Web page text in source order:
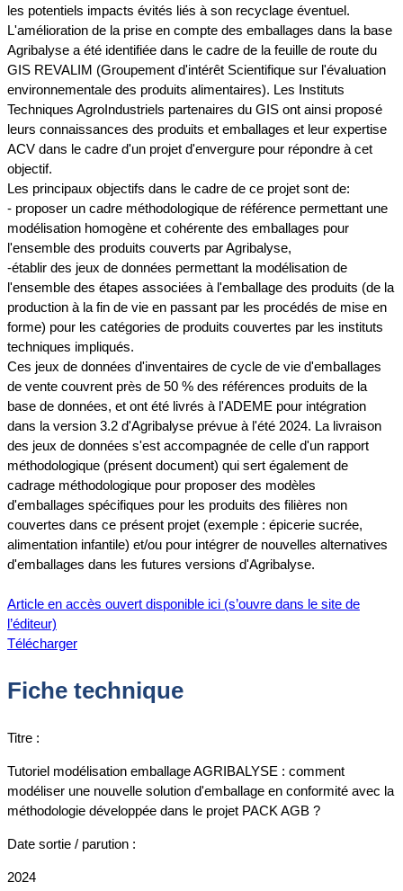
les potentiels impacts évités liés à son recyclage éventuel.
L'amélioration de la prise en compte des emballages dans la base
Agribalyse a été identifiée dans le cadre de la feuille de route du
GIS REVALIM (Groupement d'intérêt Scientifique sur l'évaluation
environnementale des produits alimentaires). Les Instituts
Techniques AgroIndustriels partenaires du GIS ont ainsi proposé
leurs connaissances des produits et emballages et leur expertise
ACV dans le cadre d'un projet d'envergure pour répondre à cet
objectif.
Les principaux objectifs dans le cadre de ce projet sont de:
- proposer un cadre méthodologique de référence permettant une
modélisation homogène et cohérente des emballages pour
l'ensemble des produits couverts par Agribalyse,
-établir des jeux de données permettant la modélisation de
l'ensemble des étapes associées à l'emballage des produits (de la
production à la fin de vie en passant par les procédés de mise en
forme) pour les catégories de produits couvertes par les instituts
techniques impliqués.
Ces jeux de données d'inventaires de cycle de vie d'emballages
de vente couvrent près de 50 % des références produits de la
base de données, et ont été livrés à l'ADEME pour intégration
dans la version 3.2 d'Agribalyse prévue à l'été 2024. La livraison
des jeux de données s'est accompagnée de celle d'un rapport
méthodologique (présent document) qui sert également de
cadrage méthodologique pour proposer des modèles
d'emballages spécifiques pour les produits des filières non
couvertes dans ce présent projet (exemple : épicerie sucrée,
alimentation infantile) et/ou pour intégrer de nouvelles alternatives
d'emballages dans les futures versions d'Agribalyse.
Article en accès ouvert disponible ici (s’ouvre dans le site de
l’éditeur)
Télécharger
Fiche technique
Titre :
Tutoriel modélisation emballage AGRIBALYSE : comment
modéliser une nouvelle solution d'emballage en conformité avec la
méthodologie développée dans le projet PACK AGB ?
Date sortie / parution :
2024